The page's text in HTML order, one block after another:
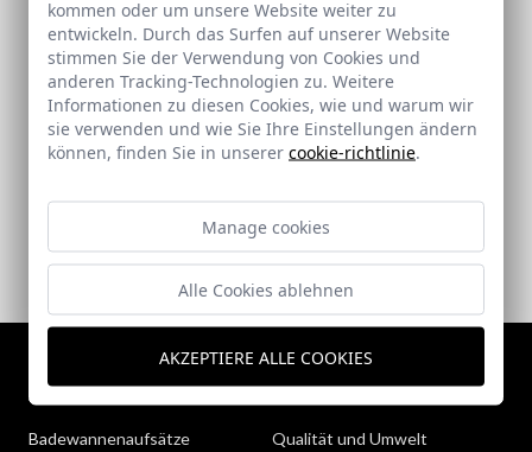
Service
Die Doccia Group bietet mit
ausgezeichneten Service vor
Globalisierung
Unser Unternehmen ist dank
mehreren internationalen
Catálogo
Badewannenaufsätze
Sobre nosotros
Qualität und Umwelt
kommen oder um unsere Website weiter zu
entwickeln. Durch das Surfen auf unserer Website
stimmen Sie der Verwendung von Cookies und
anderen Tracking-Technologien zu. Weitere
Informationen zu diesen Cookies, wie und warum wir
sie verwenden und wie Sie Ihre Einstellungen ändern
können, finden Sie in unserer cookie-richtlinie.
Manage cookies
Alle Cookies ablehnen
AKZEPTIERE ALLE COOKIES